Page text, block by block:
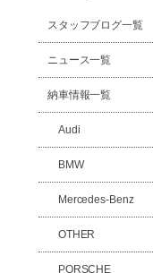
スタッフブログ一覧
ニュース一覧
納車情報一覧
Audi
BMW
Mercedes-Benz
OTHER
PORSCHE